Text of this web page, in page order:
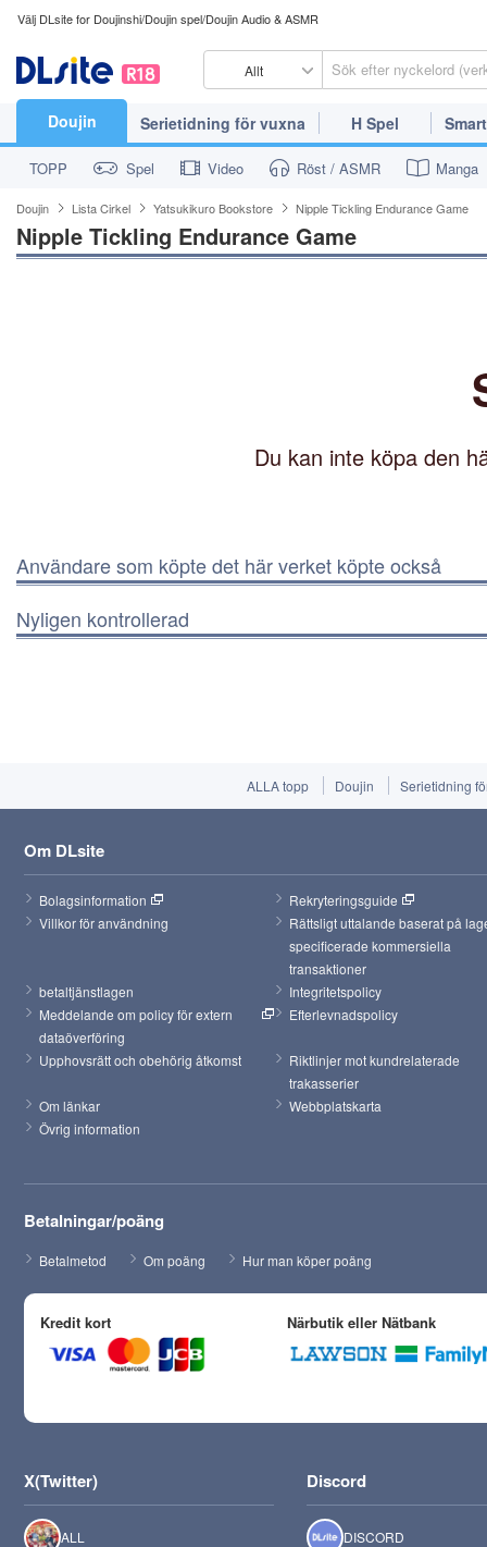
Välj DLsite for Doujinshi/Doujin spel/Doujin Audio & ASMR
Allt
Doujin Serietidning för vuxna H Spel
TOPP Spel Video Röst / ASMR Manga
Doujin Lista Cirkel Yatsukikuro Bookstore Nipple Tickling Endurance Game
Nipple Tickling Endurance Game
Du kan inte köpa den
Användare som köpte det här verket köpte också
Nyligen kontrollerad
ALLA topp Doujin Serietidning
Om DLsite
Bolagsinformation
Rekryteringsguide
Villkor för användning
Rättsligt uttalande baserat på
specificerade kommersiella
transaktioner
betaltjänstlagen
Integritetspolicy
Meddelande om policy för extern
dataöverföring
Efterlevnadspolicy
Upphovsrätt och obehörig åtkomst
Riktlinjer mot kundrelaterade
trakasserier
Om länkar
Webbplatskarta
Övrig information
Betalningar/poäng
Betalmetod Om poäng Hur man köper poäng
Kredit kort Närbutik eller Nätbank
X(Twitter)
ALL
Discord
DISCORD